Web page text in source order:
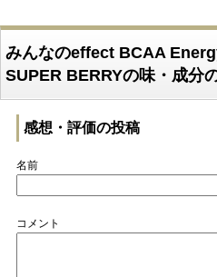
みんなのeffect BCAA
SUPER BERRYの味・成分
感想・評価の投稿
名前
コメント